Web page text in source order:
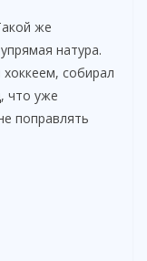
же
натура.
собирал
что уже
поправлять